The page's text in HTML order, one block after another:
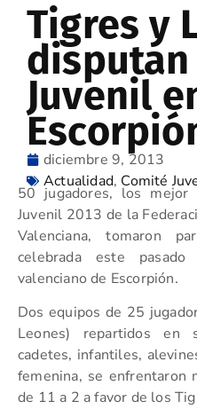
Tigres y
Juvenil
diciembre 9, 2013
Actualidad, Comité
50 jugadores, los mejor
Juvenil 2013 de la
Valenciana, tomaron
celebrada este
valenciano de Escorpión.
Dos equipos de 25
Leones) repartidos en
cadetes, infantiles,
femenina, se enfrentaron
de 11 a 2 a favor de los